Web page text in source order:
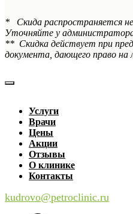
* Скида распространяется не
Уточняйте у
** Скидка действует при
документа, дающего право на
Услуги
Врачи
Цены
Акции
Отзывы
О клинике
Контакты
kudrovo@petroclinic.ru